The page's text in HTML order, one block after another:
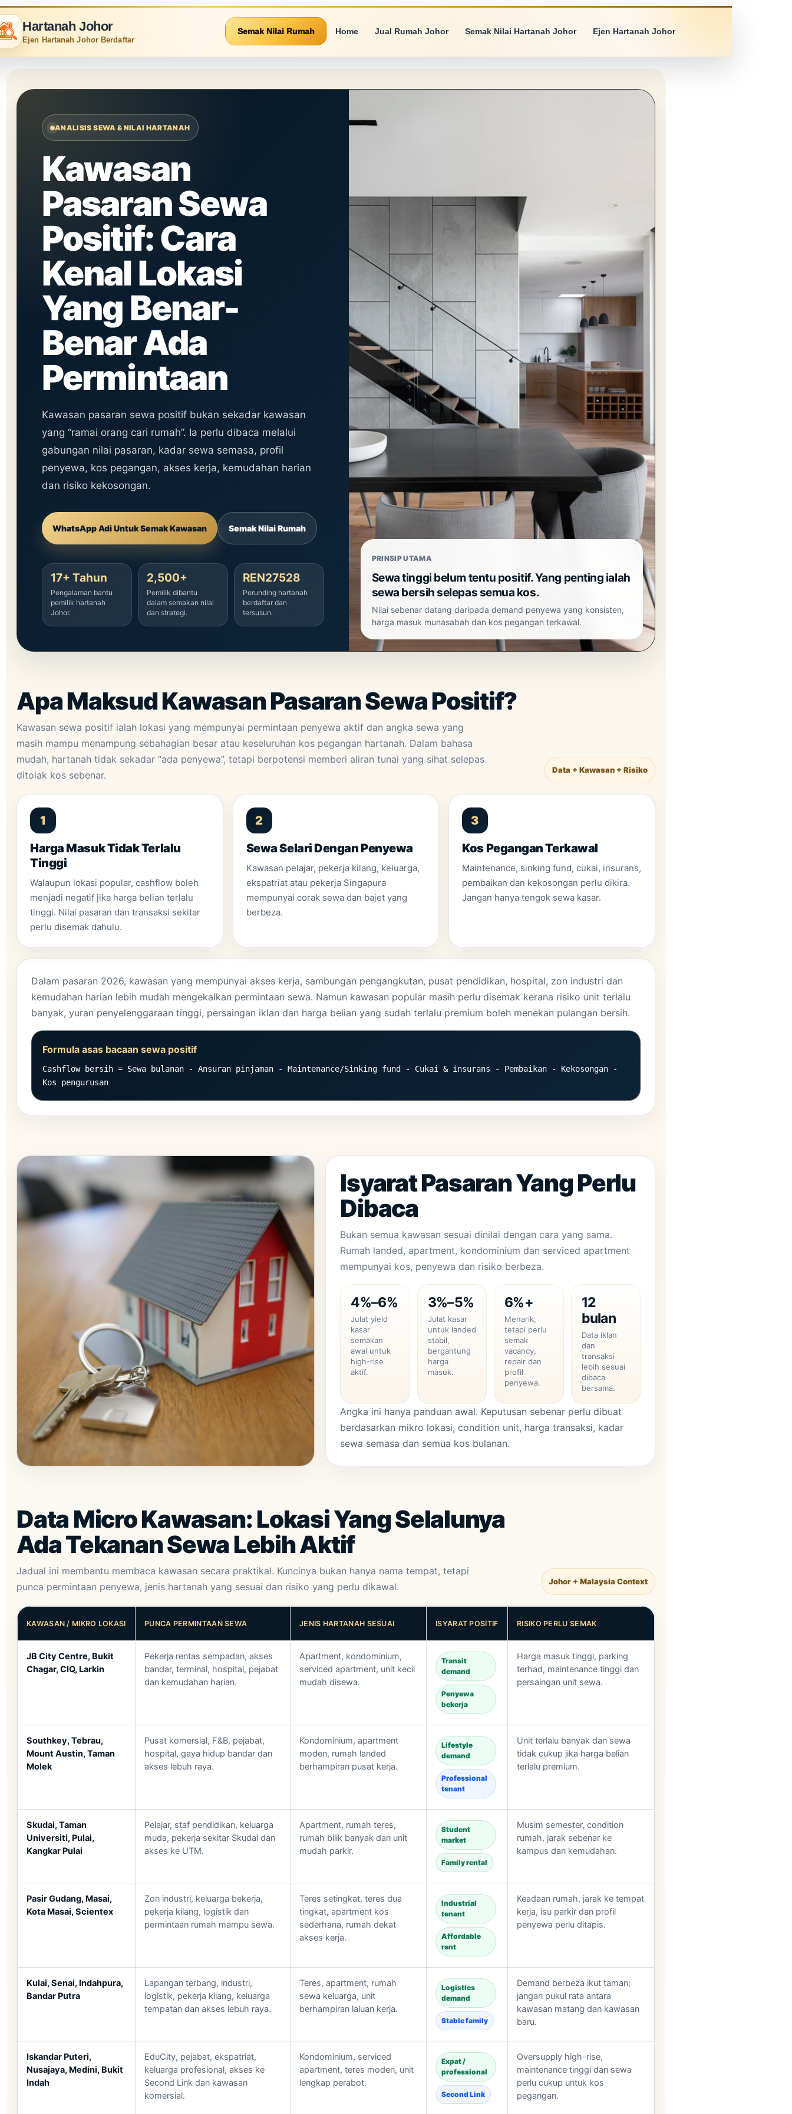
Hartanah Johor
Ejen Hartanah Johor Berdaftar
Semak Nilai Rumah Home Jual Rumah Johor Semak Nilai Hartanah Johor Ejen Hartanah Johor
ANALISIS SEWA & NILAI HARTANAH
Kawasan
Pasaran Sewa
Positif: Cara
Kenal Lokasi
Yang Benar-
Benar Ada
Permintaan
Kawasan pasaran sewa positif bukan sekadar kawasan
yang “ramai orang cari rumah”. Ia perlu dibaca melalui
gabungan nilai pasaran, kadar sewa semasa, profil
penyewa, kos pegangan, akses kerja, kemudahan harian
dan risiko kekosongan.
WhatsApp Adi Untuk Semak Kawasan Semak Nilai Rumah
17+ Tahun
Pengalaman bantu
pemilik hartanah
Johor.
2,500+
Pemilik dibantu
dalam semakan nilai
dan strategi.
REN27528
Perunding hartanah
berdaftar dan
tersusun.
PRINSIP UTAMA
Sewa tinggi belum tentu positif. Yang penting ialah
sewa bersih selepas semua kos.
Nilai sebenar datang daripada demand penyewa yang konsisten,
harga masuk munasabah dan kos pegangan terkawal.
Apa Maksud Kawasan Pasaran Sewa Positif?
Kawasan sewa positif ialah lokasi yang mempunyai permintaan penyewa aktif dan angka sewa yang
masih mampu menampung sebahagian besar atau keseluruhan kos pegangan hartanah. Dalam bahasa
mudah, hartanah tidak sekadar “ada penyewa”, tetapi berpotensi memberi aliran tunai yang sihat selepas
ditolak kos sebenar.
Data + Kawasan + Risiko
1
Harga Masuk Tidak Terlalu
Tinggi
Walaupun lokasi popular, cashflow boleh
menjadi negatif jika harga belian terlalu
tinggi. Nilai pasaran dan transaksi sekitar
perlu disemak dahulu.
2
Sewa Selari Dengan Penyewa
Kawasan pelajar, pekerja kilang, keluarga,
ekspatriat atau pekerja Singapura
mempunyai corak sewa dan bajet yang
berbeza.
3
Kos Pegangan Terkawal
Maintenance, sinking fund, cukai, insurans,
pembaikan dan kekosongan perlu dikira.
Jangan hanya tengok sewa kasar.
Dalam pasaran 2026, kawasan yang mempunyai akses kerja, sambungan pengangkutan, pusat pendidikan, hospital, zon industri dan
kemudahan harian lebih mudah mengekalkan permintaan sewa. Namun kawasan popular masih perlu disemak kerana risiko unit terlalu
banyak, yuran penyelenggaraan tinggi, persaingan iklan dan harga belian yang sudah terlalu premium boleh menekan pulangan bersih.
Formula asas bacaan sewa positif
Cashflow bersih = Sewa bulanan - Ansuran pinjaman - Maintenance/Sinking fund - Cukai & insurans - Pembaikan - Kekosongan -
Kos pengurusan
Isyarat Pasaran Yang Perlu
Dibaca
Bukan semua kawasan sesuai dinilai dengan cara yang sama.
Rumah landed, apartment, kondominium dan serviced apartment
mempunyai kos, penyewa dan risiko berbeza.
4%–6%
Julat yield
kasar
semakan
awal untuk
high-rise
aktif.
3%–5%
Julat kasar
untuk landed
stabil,
bergantung
harga
masuk.
6%+
Menarik,
tetapi perlu
semak
vacancy,
repair dan
profil
penyewa.
12
bulan
Data iklan
dan
transaksi
lebih sesuai
dibaca
bersama.
Angka ini hanya panduan awal. Keputusan sebenar perlu dibuat
berdasarkan mikro lokasi, condition unit, harga transaksi, kadar
sewa semasa dan semua kos bulanan.
Data Micro Kawasan: Lokasi Yang Selalunya
Ada Tekanan Sewa Lebih Aktif
Jadual ini membantu membaca kawasan secara praktikal. Kuncinya bukan hanya nama tempat, tetapi
punca permintaan penyewa, jenis hartanah yang sesuai dan risiko yang perlu dikawal.
Johor + Malaysia Context
KAWASAN / MIKRO LOKASI PUNCA PERMINTAAN SEWA JENIS HARTANAH SESUAI ISYARAT POSITIF RISIKO PERLU SEMAK
JB City Centre, Bukit
Chagar, CIQ, Larkin
Pekerja rentas sempadan, akses
bandar, terminal, hospital, pejabat
dan kemudahan harian.
Apartment, kondominium,
serviced apartment, unit kecil
mudah disewa.
Transit
demand
Penyewa
bekerja
Harga masuk tinggi, parking
terhad, maintenance tinggi dan
persaingan unit sewa.
Southkey, Tebrau,
Mount Austin, Taman
Molek
Pusat komersial, F&B, pejabat,
hospital, gaya hidup bandar dan
akses lebuh raya.
Kondominium, apartment
moden, rumah landed
berhampiran pusat kerja.
Lifestyle
demand
Professional
tenant
Unit terlalu banyak dan sewa
tidak cukup jika harga belian
terlalu premium.
Skudai, Taman
Universiti, Pulai,
Kangkar Pulai
Pelajar, staf pendidikan, keluarga
muda, pekerja sekitar Skudai dan
akses ke UTM.
Apartment, rumah teres,
rumah bilik banyak dan unit
mudah parkir.
Student
market
Family rental
Musim semester, condition
rumah, jarak sebenar ke
kampus dan kemudahan.
Pasir Gudang, Masai,
Kota Masai, Scientex
Zon industri, keluarga bekerja,
pekerja kilang, logistik dan
permintaan rumah mampu sewa.
Teres setingkat, teres dua
tingkat, apartment kos
sederhana, rumah dekat
akses kerja.
Industrial
tenant
Affordable
rent
Keadaan rumah, jarak ke tempat
kerja, isu parkir dan profil
penyewa perlu ditapis.
Kulai, Senai, Indahpura,
Bandar Putra
Lapangan terbang, industri,
logistik, pekerja kilang, keluarga
tempatan dan akses lebuh raya.
Teres, apartment, rumah
sewa keluarga, unit
berhampiran laluan kerja.
Logistics
demand
Stable family
Demand berbeza ikut taman;
jangan pukul rata antara
kawasan matang dan kawasan
baru.
Iskandar Puteri,
Nusajaya, Medini, Bukit
Indah
EduCity, pejabat, ekspatriat,
keluarga profesional, akses ke
Second Link dan kawasan
komersial.
Kondominium, serviced
apartment, teres moden, unit
lengkap perabot.
Expat /
professional
Second Link
Oversupply high-rise,
maintenance tinggi dan sewa
perlu cukup untuk kos
pegangan.